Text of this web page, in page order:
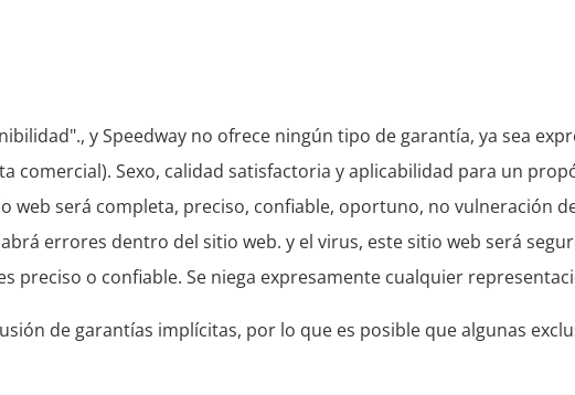
y Speedway no ofrece ningún tipo de garantía, ya sea
comercial). Sexo, calidad satisfactoria y aplicabilidad para un
será completa, preciso, confiable, oportuno, no vulneración
errores dentro del sitio web. y el virus, este sitio web será
preciso o confiable. Se niega expresamente cualquier
de garantías implícitas, por lo que es posible que algunas